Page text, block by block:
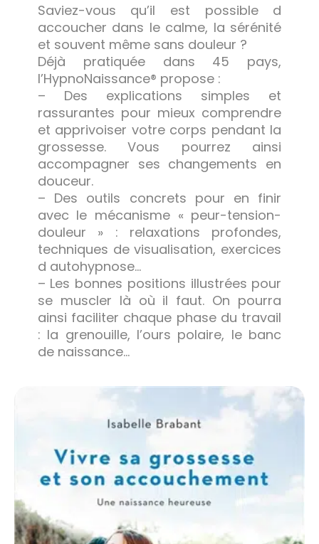
Saviez-vous qu’il est possible d
accoucher dans le calme, la sérénité
et souvent même sans douleur ?
Déjà pratiquée dans 45 pays,
l’HypnoNaissance® propose :
– Des explications simples et
rassurantes pour mieux comprendre
et apprivoiser votre corps pendant la
grossesse. Vous pourrez ainsi
accompagner ses changements en
douceur.
– Des outils concrets pour en finir
avec le mécanisme « peur-tension-
douleur » : relaxations profondes,
techniques de visualisation, exercices
d autohypnose…
– Les bonnes positions illustrées pour
se muscler là où il faut. On pourra
ainsi faciliter chaque phase du travail
: la grenouille, l’ours polaire, le banc
de naissance…